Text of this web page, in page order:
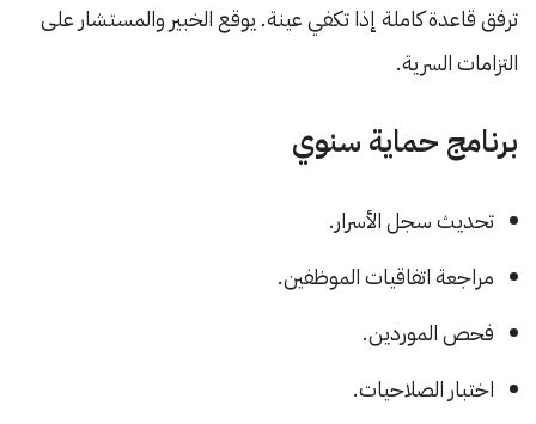
ترفق قاعدة كاملة إذا تكفي عينة. يوقع الخبير والمستشار على
التزامات السرية.
برنامج حماية سنوي
تحديث سجل الأسرار.
مراجعة اتفاقيات الموظفين.
فحص الموردين.
اختبار الصلاحيات.